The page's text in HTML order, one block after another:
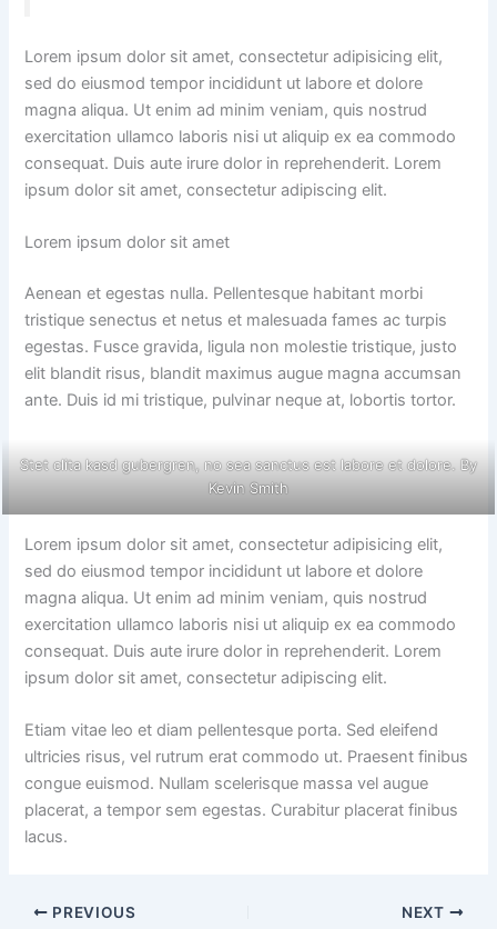
Lorem ipsum dolor sit amet, consectetur adipisicing elit,
sed do eiusmod tempor incididunt ut labore et dolore
magna aliqua. Ut enim ad minim veniam, quis nostrud
exercitation ullamco laboris nisi ut aliquip ex ea commodo
consequat. Duis aute irure dolor in reprehenderit. Lorem
ipsum dolor sit amet, consectetur adipiscing elit.
Lorem ipsum dolor sit amet
Aenean et egestas nulla. Pellentesque habitant morbi
tristique senectus et netus et malesuada fames ac turpis
egestas. Fusce gravida, ligula non molestie tristique, justo
elit blandit risus, blandit maximus augue magna accumsan
ante. Duis id mi tristique, pulvinar neque at, lobortis tortor.
Stet clita kasd gubergren, no sea sanctus est labore et dolore. By
Kevin Smith
Lorem ipsum dolor sit amet, consectetur adipisicing elit,
sed do eiusmod tempor incididunt ut labore et dolore
magna aliqua. Ut enim ad minim veniam, quis nostrud
exercitation ullamco laboris nisi ut aliquip ex ea commodo
consequat. Duis aute irure dolor in reprehenderit. Lorem
ipsum dolor sit amet, consectetur adipiscing elit.
Etiam vitae leo et diam pellentesque porta. Sed eleifend
ultricies risus, vel rutrum erat commodo ut. Praesent finibus
congue euismod. Nullam scelerisque massa vel augue
placerat, a tempor sem egestas. Curabitur placerat finibus
lacus.
PREVIOUS NEXT